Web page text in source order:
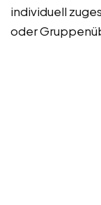
individuell
oder